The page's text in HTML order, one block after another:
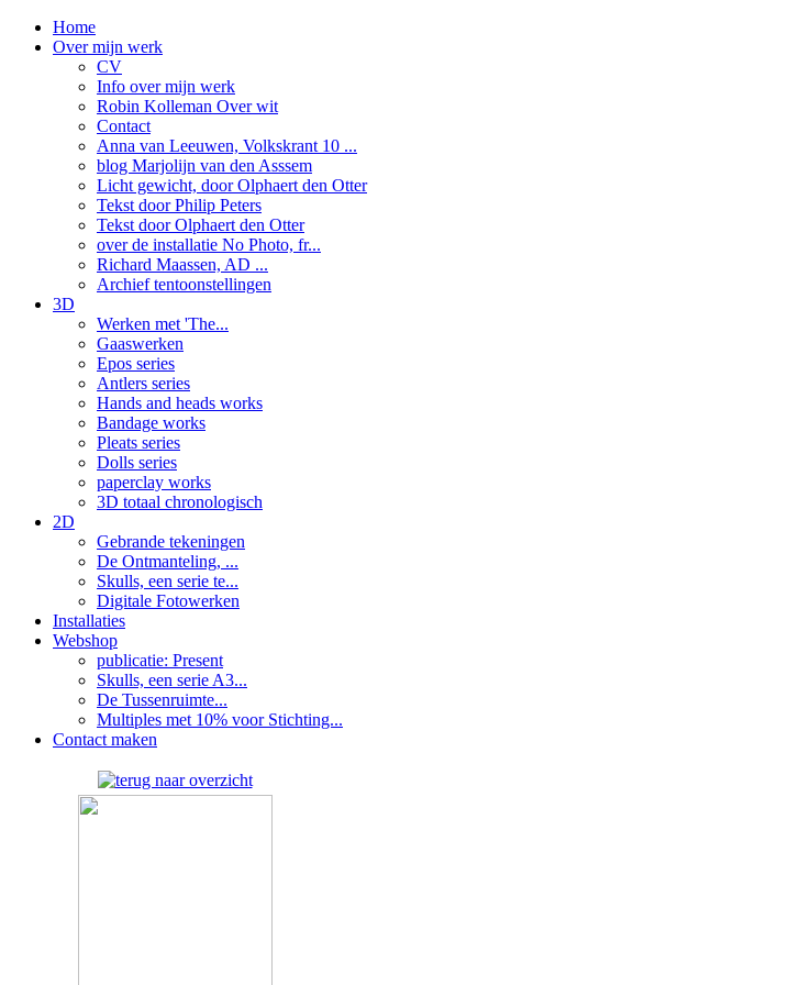
Home
Over mijn werk
CV
Info over mijn werk
Robin Kolleman Over wit
Contact
Anna van Leeuwen, Volkskrant 10 ...
blog Marjolijn van den Asssem
Licht gewicht, door Olphaert den Otter
Tekst door Philip Peters
Tekst door Olphaert den Otter
over de installatie No Photo, fr...
Richard Maassen, AD ...
Archief tentoonstellingen
3D
Werken met 'The...
Gaaswerken
Epos series
Antlers series
Hands and heads works
Bandage works
Pleats series
Dolls series
paperclay works
3D totaal chronologisch
2D
Gebrande tekeningen
De Ontmanteling, ...
Skulls, een serie te...
Digitale Fotowerken
Installaties
Webshop
publicatie: Present
Skulls, een serie A3...
De Tussenruimte...
Multiples met 10% voor Stichting...
Contact maken